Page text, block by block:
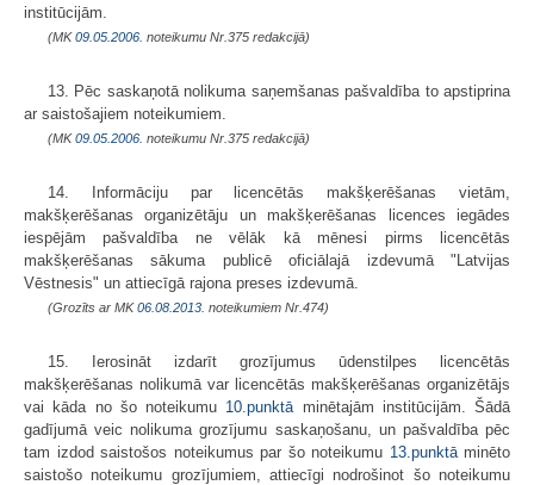
institūcijām.
(MK09.05.2006. noteikumu Nr.375 redakcijā)
13. Pēc saskaņotā nolikuma saņemšanas pašvaldība to apstiprina
ar saistošajiem noteikumiem.
(MK09.05.2006. noteikumu Nr.375 redakcijā)
14. Informāciju par licencētās makšķerēšanas vietām,
makšķerēšanas organizētāju un makšķerēšanas licences iegādes
iespējām pašvaldība ne vēlāk kā mēnesi pirms licencētās
makšķerēšanas sākuma publicē oficiālajā izdevumā "Latvijas
Vēstnesis" un attiecīgā rajona preses izdevumā.
(Grozīts ar MK06.08.2013. noteikumiem Nr.474)
15. Ierosināt izdarīt grozījumus ūdens­tilpes licencētās
makšķerēšanas nolikumā var licencētās makšķerēšanas organizētājs
vai kāda no šo noteikumu 10.punktā minētajām institūcijām. Šādā
gadījumā veic nolikuma grozījumu saskaņošanu, un pašvaldība pēc
tam izdod saistošos noteikumus par šo noteikumu 13.punktāminēto
saistošo noteikumu grozījumiem, attiecīgi nodrošinot šo noteikumu